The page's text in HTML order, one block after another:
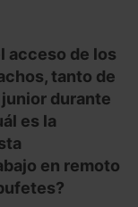
acceso de los
tanto de
durante
es la
en remoto